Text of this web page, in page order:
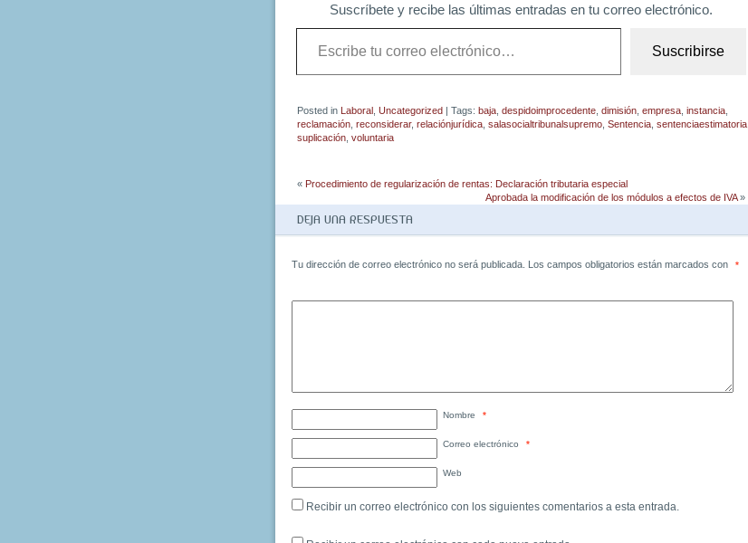
Suscríbete y recibe las últimas entradas en tu correo electrónico.
electrónico…
Suscribirse
Posted in Laboral Uncategorized | Tags: baja despidoimprocedente dimisión empresa instancia
reclamación reconsiderar, relaciónjurídica salasocialtribunalsupremo Sentencia sentenciaestimatoria
suplicación voluntaria
« Procedimiento de regularización de rentas: Declaración tributaria especial
Aprobada la modificación de los módulos a efectos de IVA»
DEJA UNA RESPUESTA
Tu dirección de correo electrónico no será publicada. Los campos obligatorios están marcados con *
Nombre *
Correo electrónico *
Web
Recibir un correo electrónico con los siguientes comentarios a esta entrada.